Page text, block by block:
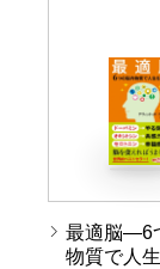
最適脳―6
物質で人